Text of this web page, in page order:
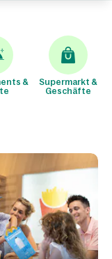
&
Supermarkt &
Geschäfte